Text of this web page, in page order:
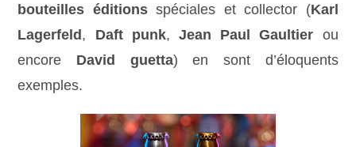
bouteilles éditionsspéciales et collector (Karl
Lagerfeld , Daft punk,Jean Paul Gaultier ou
encore David guetta) en sont d’éloquents
exemples.